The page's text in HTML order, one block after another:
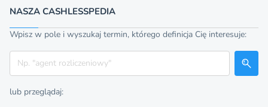
NASZA CASHLESSPEDIA
Wpisz w pole i wyszukaj termin, którego definicja Cię interesuje:
Szukaj
lub przeglądaj: